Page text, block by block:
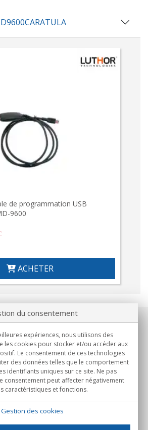
de programmation USB
9600
ACHETER
du consentement
expériences, nous utilisons des
les cookies pour stocker et/ou accéder aux
Le consentement de ces technologies
des données telles que le comportement
identifiants uniques sur ce site. Ne pas
consentement peut affecter négativement
caractéristiques et fonctions.
Gestion des cookies